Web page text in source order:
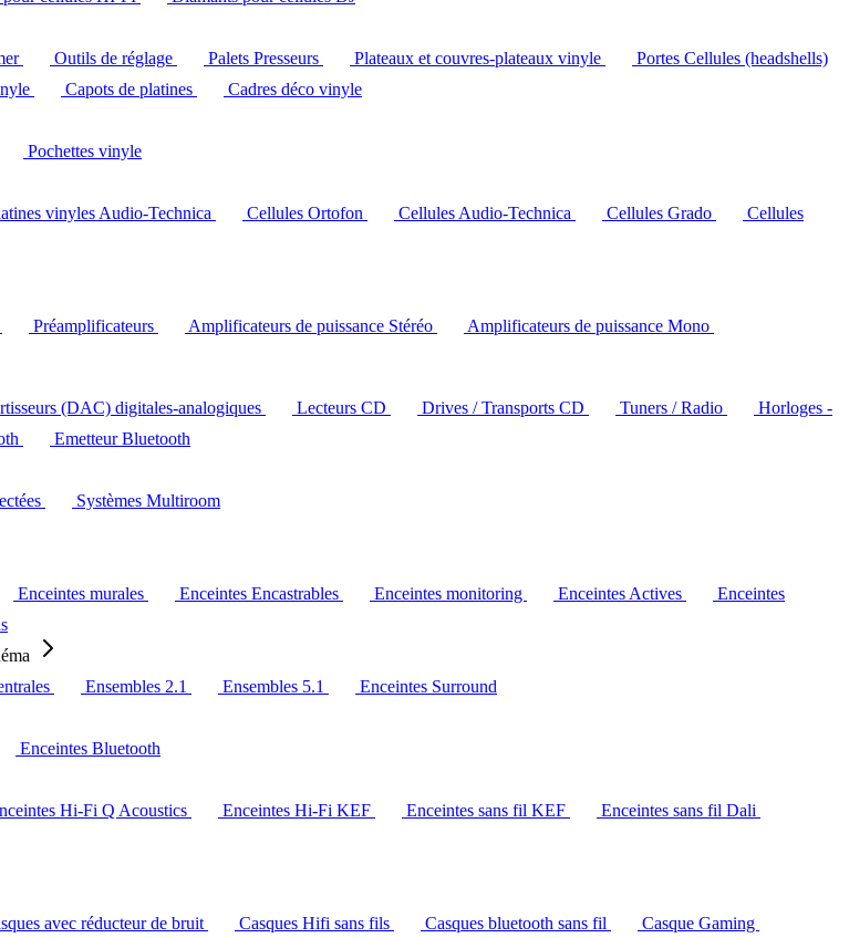
Outils de réglage Palets Presseurs Plateaux et couvres-plateaux vinyle
Portes Cellules (headshells)
Capots de platines
Cadres déco vinyle
Pochettes vinyle
vinyles Audio-Technica Cellules Ortofon Cellules Audio-Technica Cellules Grado
Cellules
Préamplificateurs Amplificateurs de puissance Stéréo
Amplificateurs de puissance Mono
(DAC) digitales-analogiques Lecteurs CD Drives / Transports CD Tuners / Radio
Horloges -
Emetteur Bluetooth
Systèmes Multiroom
Enceintes murales Enceintes Encastrables Enceintes monitoring Enceintes Actives
Enceintes
Ensembles 2.1 Ensembles 5.1
Enceintes Surround
Enceintes Bluetooth
Hi-Fi Q Acoustics Enceintes Hi-Fi KEF Enceintes sans fil KEF
Enceintes sans fil Dali
avec réducteur de bruit Casques Hifi sans fils Casques bluetooth sans fil
Casque Gaming